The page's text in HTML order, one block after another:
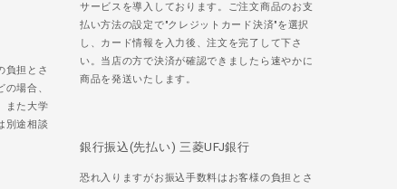
サービスを導入しております。ご注文商品のお支
払い方法の設定で"クレジットカード決済"を選択
し、カード情報を入力後、注文を完了して下さ
い。当店の方で決済が確認できましたら速やかに
商品を発送いたします。
負担とさ
場合、
また大学
別途相談
銀行振込(先払い) 三菱UFJ銀行
恐れ入りますがお振込手数料はお客様の負担とさ